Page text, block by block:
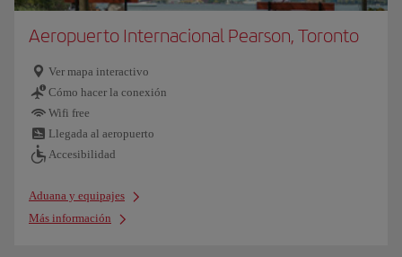
Aeropuerto Internacional Pearson, Toronto
Ver mapa interactivo
Cómo hacer la conexión
Wifi free
Llegada al aeropuerto
Accesibilidad
Aduana y equipajes
Más información